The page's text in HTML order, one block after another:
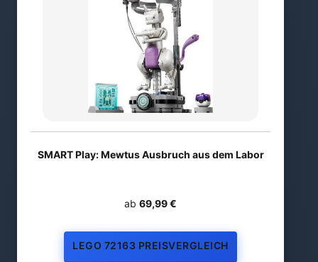
SMART Play: Mewtus Ausbruch aus dem Labor
ab 69,99 €
LEGO 72163 PREISVERGLEICH